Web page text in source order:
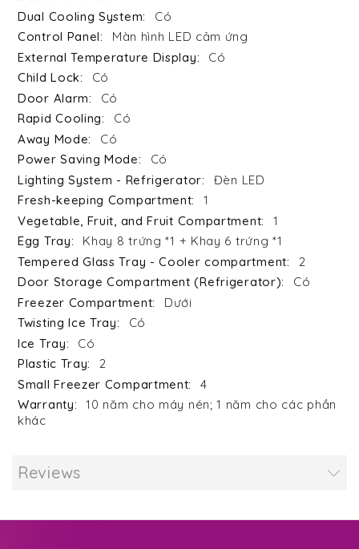
Có
Màn hình LED cảm ứng
Có
Có
Có
Có
Có
Có
Đèn LED
1
1
Khay 8 trứng *1 + Khay 6 trứng *1
2
Có
Dưới
Có
Có
2
4
10 năm cho máy nén; 1 năm cho các phần
khác
Reviews